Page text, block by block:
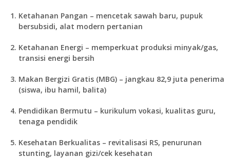
Ketahanan Pangan – mencetak sawah baru, pupuk
bersubsidi, alat modern pertanian
Ketahanan Energi – memperkuat produksi minyak/gas,
transisi energi bersih
Makan Bergizi Gratis (MBG)– jangkau 82,9 juta penerima
(siswa, ibu hamil, balita)
Pendidikan Bermutu – kurikulum vokasi, kualitas guru,
tenaga pendidik
Kesehatan Berkualitas– revitalisasi RS, penurunan
stunting, layanan gizi/cek kesehatan